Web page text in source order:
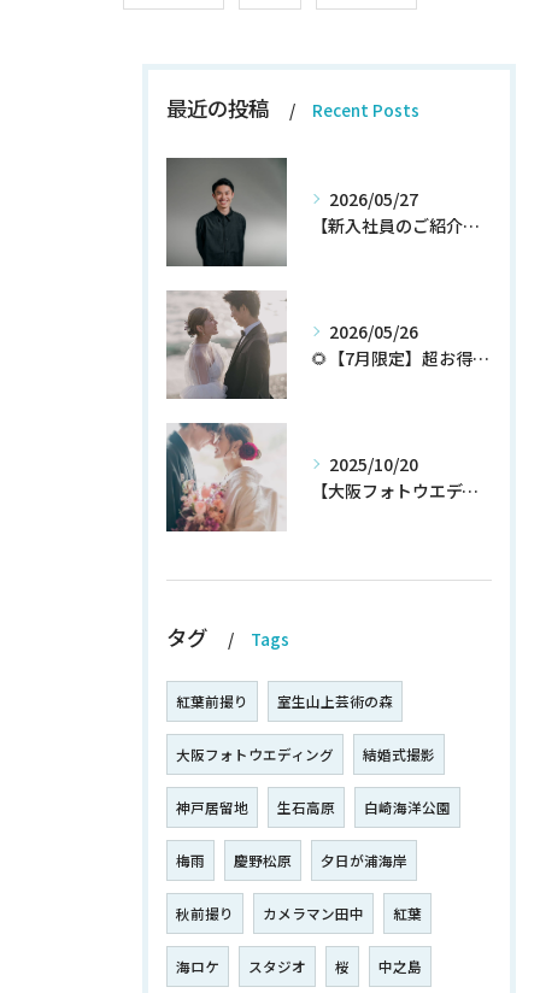
最近の投稿 Recent Posts
2026/05/27
【新入社員のご紹介】期待の新人！和田翔午JOIN!
2026/05/26
🌻【7月限定】超お得なウェディングフォトプランが登場✨
2025/10/20
【大阪フォトウエディング】秋プラン新登場！！！！いち早くチェック！
タグ Tags
紅葉前撮り 室生山上芸術の森
大阪フォトウエディング 結婚式撮影
神戸居留地 生石高原 白崎海洋公園
梅雨 慶野松原 夕日が浦海岸
秋前撮り カメラマン田中 紅葉
海ロケ スタジオ 桜 中之島